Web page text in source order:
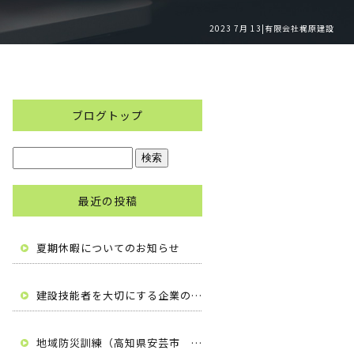
2023 7月 13|有限会社梶原建設
ブログトップ
最近の投稿
夏期休暇についてのお知らせ
建設技能者を大切にする企業の自主宣言（高知県安芸市 有限会社梶原建設）
地域防災訓練（高知県安芸市 有限会社梶原建設）